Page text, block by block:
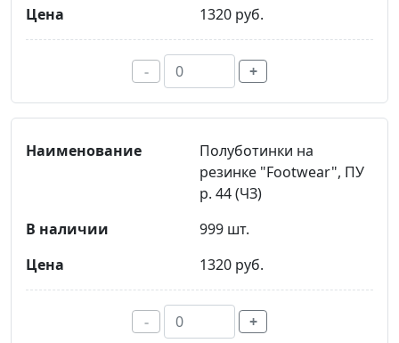
1320 руб.
- +
Полуботинки на
резинке "Footwear", ПУ
р. 44 (ЧЗ)
999 шт.
1320 руб.
- +